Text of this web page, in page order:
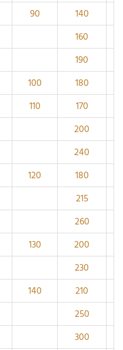
90 140
160
190
100 180
110 170
200
240
120 180
215
260
130 200
230
140 210
250
300